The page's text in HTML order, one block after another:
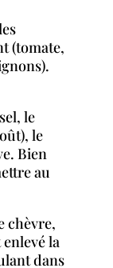
(tomate,
le
le
Bien
au
chèvre,
la
dans